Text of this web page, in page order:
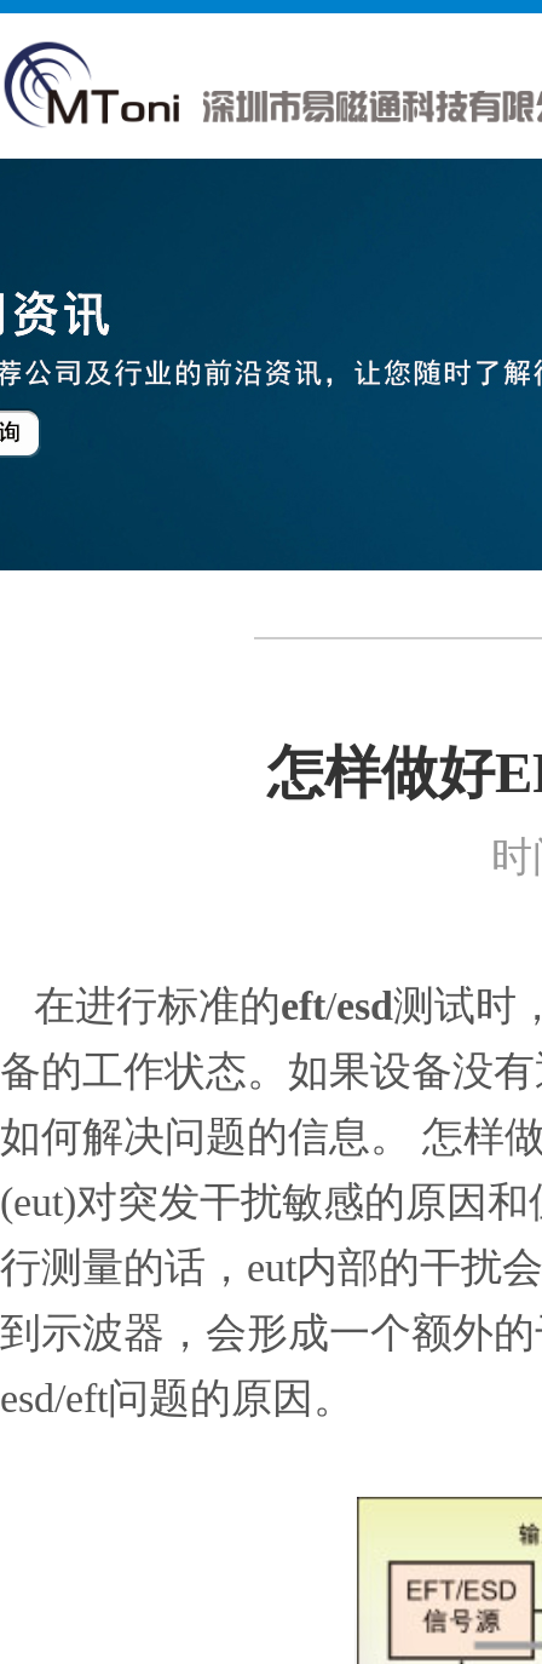
怎样做好
在进行标准的eft/esd测试时
备的工作状态。如果设备没
如何解决问题的信息。 怎样
(eut)对突发干扰敏感的原因
行测量的话，eut内部的干扰
到示波器，会形成一个额外
esd/eft问题的原因。